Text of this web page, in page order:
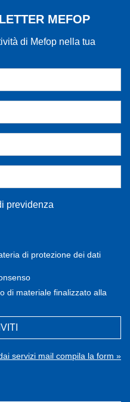
MEFOP
di Mefop nella tua
previdenza
di protezione dei dati
di materiale finalizzato alla
servizi mail compila la form »